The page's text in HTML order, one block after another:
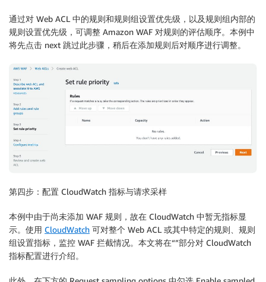
通过对 Web ACL 中的规则和规则组设置优先级，以及规则组内部的
规则设置优先级，可调整 Amazon WAF 对规则的评估顺序。本例中
将先点击 next 跳过此步骤，稍后在添加规则后对顺序进行调整。
第四步：配置 CloudWatch 指标与请求采样
本例中由于尚未添加 WAF 规则，故在 CloudWatch 中暂无指标显
示。使用 CloudWatch 可对整个 Web ACL 或其中特定的规则、规则
组设置指标，监控 WAF 拦截情况。本文将在“”部分对 CloudWatch
指标配置进行介绍。